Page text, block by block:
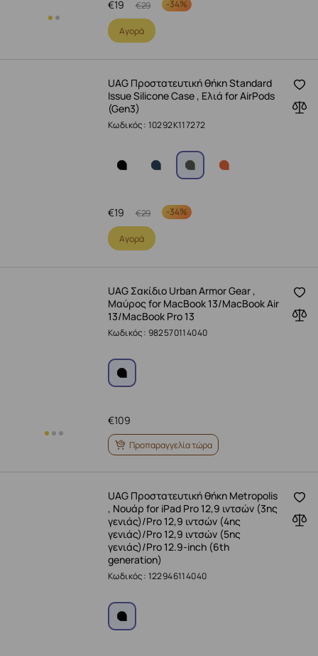
19
€ 29
€ -34%
Αγορά
UAG Προστατευτική θήκη Standard
Issue Silicone Case , Ελιά for AirPods
(Gen3)
Κωδικός: 10292K117272
19
€ 29
€ -34%
Αγορά
UAG Σακίδιο Urban Armor Gear ,
Μαύρος for MacBook 13/MacBook Air
13/MacBook Pro 13
Κωδικός: 982570114040
109
€
Προπαραγγελία τώρα
UAG Προστατευτική θήκη Metropolis
, Νουάρ for iPad Pro 12,9 ιντσών (3ης
γενιάς)/Pro 12,9 ιντσών (4ης
γενιάς)/Pro 12,9 ιντσών (5ης
γενιάς)/Pro 12.9-inch (6th
generation)
Κωδικός: 122946114040